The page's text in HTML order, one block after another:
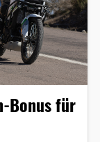
Bonus für